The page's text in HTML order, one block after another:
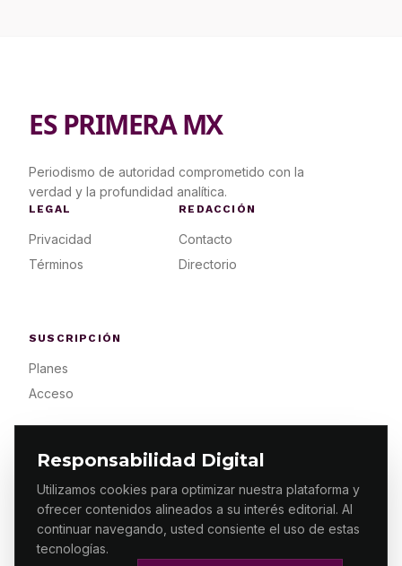
Responsabilidad Digital
Utilizamos cookies para optimizar nuestra plataforma y
ofrecer contenidos alineados a su interés editorial. Al
continuar navegando, usted consiente el uso de estas
tecnologías.
ES PRIMERA MX
Periodismo de autoridad comprometido con la
verdad y la profundidad analítica.
LEGAL
Privacidad
Términos
REDACCIÓN
Contacto
Directorio
SUSCRIPCIÓN
Planes
Acceso
© 2026 ES PRIMERA MX. ALGUNOS DERECHOS
RESERVADOS / DESIGNMAKING.MX